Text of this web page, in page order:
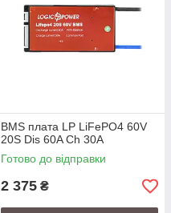
BMS плата LP LiFePO4 60V
20S Dis 60A Ch 30A
Готово до відправки
2 375 ₴